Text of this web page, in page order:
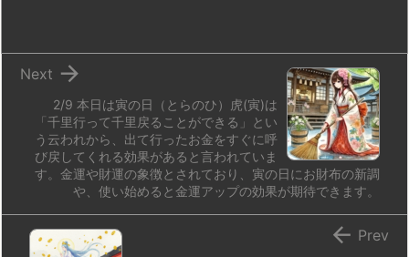
2/9 本日は寅の日（とらのひ）虎(寅)は
「千里行って千里戻ることができる」とい
う云われから、出て行ったお金をすぐに呼
び戻してくれる効果があると言われていま
す。金運や財運の象徴とされており、寅の日にお財布の新調
や、使い始めると金運アップの効果が期待できます。

Next
 Prev